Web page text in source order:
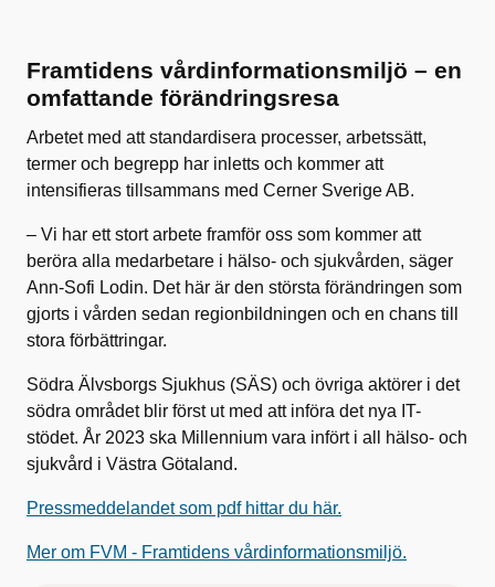
Framtidens vårdinformationsmiljö – en
omfattande förändringsresa
Arbetet med att standardisera processer, arbetssätt,
termer och begrepp har inletts och kommer att
intensifieras tillsammans med Cerner Sverige AB.
– Vi har ett stort arbete framför oss som kommer att
beröra alla medarbetare i hälso- och sjukvården, säger
Ann-Sofi Lodin. Det här är den största förändringen som
gjorts i vården sedan regionbildningen och en chans till
stora förbättringar.
Södra Älvsborgs Sjukhus (SÄS) och övriga aktörer i det
södra området blir först ut med att införa det nya IT-
stödet. År 2023 ska Millennium vara infört i all hälso- och
sjukvård i Västra Götaland.
Pressmeddelandet som pdf hittar du här.
Mer om FVM - Framtidens vårdinformationsmiljö.